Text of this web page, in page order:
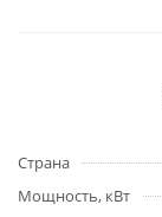
Страна
Мощность, кВт